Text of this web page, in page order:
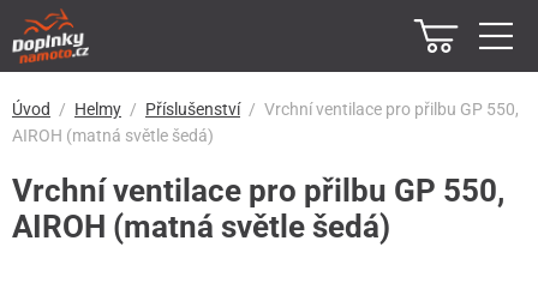
Úvod Helmy Příslušenství
Vrchní ventilace pro přilbu GP 550,
AIROH (matná světle šedá)
Vrchní ventilace pro přilbu GP 550,
AIROH (matná světle šedá)